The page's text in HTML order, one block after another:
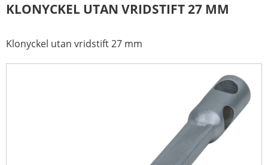
KLONYCKEL UTAN VRIDSTIFT 27 MM
Klonyckel utan vridstift 27 mm